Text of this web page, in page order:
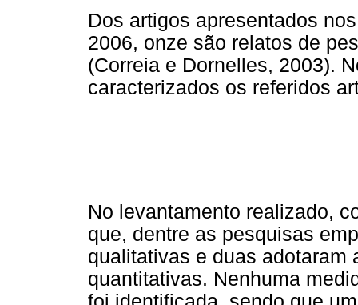
Dos artigos apresentados
2006, onze são relatos de
(Correia e Dornelles, 2003).
caracterizados os referidos
No levantamento realizado,
que, dentre as pesquisas
qualitativas e duas adotaram
quantitativas. Nenhuma